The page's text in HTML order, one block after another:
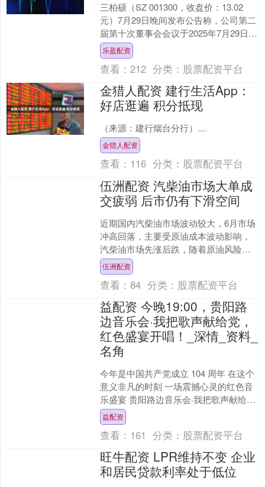
三柏硕（SZ 001300，收盘价：13.02
元）7月29日晚间发布公告称，公司第二
届第十次董事会会议于2025年7月29日以
现场和通讯方式召开。会议审议了
《关....
乐盈配资
查看：212 分类： 股票配资平台
金猎人配资 建行生活App：
好店逛遍 积分抵现
（来源：建行烟台分行）....
金猎人配资
查看： 116 分类： 股票配资平台
伍洲配资 汽柴油市场大单成
交疲弱 后市仍有下滑空间
近期国内汽柴油市场波动较大，6月市场
冲高回落，主要受原油成本波动影响，
汽柴油市场先涨后跌，随着原油风险溢
价消退以及终端需求回落，进入7月汽柴
油市场下行压力偏强，....
伍洲配资
查看：84 分类： 股票配资平台
益配资 今晚19:00，贵阳路
边音乐会·我把歌声献给党，
红色盛宴开唱！_深情_资料_
名角
今年是中国共产党成立 104 周年 在这个
意义非凡的时刻 一场震撼心灵的红色音
乐盛宴 贵阳路边音乐会·我把歌声献给党
将于本周日晚 在筑城广场激情奏响！ 这
是一....
益配资
查看： 161 分类： 股票配资平台
旺牛配资 LPR维持不变 企业
和居民贷款利率处于低位